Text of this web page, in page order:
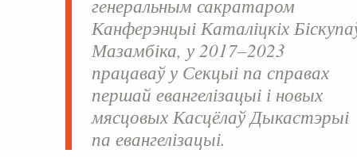
генеральным сакратаром
Канферэнцыі Каталіцкіх
Мазамбіка, у 2017–2023
працаваў у Секцыі па справах
першай евангелізацыі і новых
мясцовых Касцёлаў Дыкастэрыі
па евангелізацыі.